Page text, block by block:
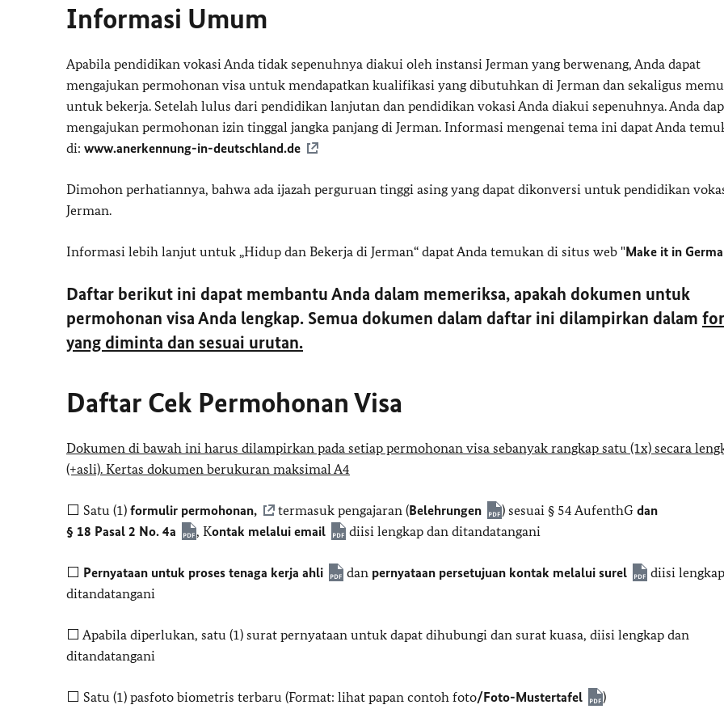
Informasi Umum
Apabila pendidikan vokasi Anda tidak sepenuhnya diakui oleh instansi Jerman yang berwenang, Anda dapat
mengajukan permohonan visa untuk mendapatkan kualifikasi yang dibutuhkan di Jerman dan sekaligus
untuk bekerja. Setelah lulus dari pendidikan lanjutan dan pendidikan vokasi Anda diakui sepenuhnya. Anda
mengajukan permohonan izin tinggal jangka panjang di Jerman. Informasi mengenai tema ini dapat Anda
di: www.anerkennung-in-deutschland.de
Dimohon perhatiannya, bahwa ada ijazah perguruan tinggi asing yang dapat dikonversi untuk pendidikan
Jerman.
Informasi lebih lanjut untuk „Hidup dan Bekerja di Jerman“ dapat Anda temukan di situs web "Make it in
Daftar berikut ini dapat membantu Anda dalam memeriksa, apakah dokumen untuk
permohonan visa Anda lengkap. Semua dokumen dalam daftar ini dilampirkan dalam
yang diminta dan sesuai urutan.
Daftar Cek Permohonan Visa
Dokumen di bawah ini harus dilampirkan pada setiap permohonan visa sebanyak rangkap satu (1x) secara
(+asli). Kertas dokumen berukuran maksimal A4
⬜ Satu (1) formulir permohonan, termasuk pengajaran (Belehrungen ) sesuai § 54 AufenthG dan
§ 18 Pasal 2 No. 4a
, Kontak melalui email diisi lengkap dan ditandatangani
⬜ Pernyataan untuk proses tenaga kerja ahli dan pernyataan persetujuan kontak melalui surel
diisi
ditandatangani
⬜ Apabila diperlukan, satu (1) surat pernyataan untuk dapat dihubungi dan surat kuasa, diisi lengkap dan
ditandatangani
⬜ Satu (1) pasfoto biometris terbaru (Format: lihat papan contoh foto/Foto-Mustertafel )